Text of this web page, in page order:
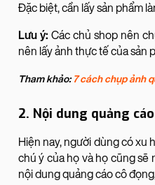
Đặc biệt, cần lấy sản phẩm
Lưu ý: Các chủ shop nên
nên lấy ảnh thực tế của sản
Tham khảo:7 cách chụp ảnh
2. Nội dung quảng
Hiện nay, người dùng có xu
chú ý của họ và họ cũng sẽ
nội dung quảng cáo cô